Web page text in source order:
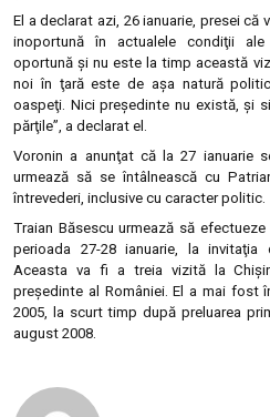
El a declarat azi, 26 ianuarie, presei
inoportună în actualele condiţii
oportună şi nu este la timp această
noi în ţară este de aşa natură
oaspeţi. Nici preşedinte nu există, şi
părţile”, a declarat el.
Voronin a anunţat că la 27 ianuarie
urmează să se întâlnească cu
întrevederi, inclusive cu caracter politic.
Traian Băsescu urmează să
perioada 27-28 ianuarie, la invitaţia
Aceasta va fi a treia vizită la
preşedinte al României. El a mai fost
2005, la scurt timp după preluarea
august 2008.